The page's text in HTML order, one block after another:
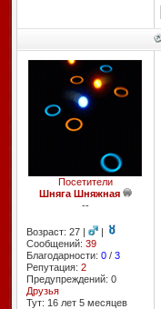
Посетители
Шняга Шняжная
--
Возраст: 27 |
|
Сообщений: 39
Благодарности: 0/ 3
Репутация: 2
Предупреждений: 0
Друзья
Тут: 16 лет 5 месяцев